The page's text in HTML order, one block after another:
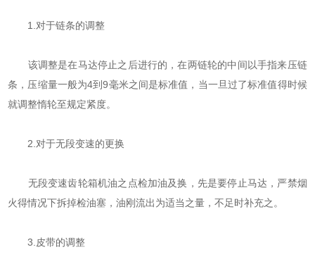
1.对于链条的调整
该调整是在马达停止之后进行的，在两链轮的中间以手指来压链
条，压缩量一般为4到9毫米之间是标准值，当一旦过了标准值得时候
就调整惰轮至规定紧度。
2.对于无段变速的更换
无段变速齿轮箱机油之点检加油及换，先是要停止马达，严禁烟
火得情况下拆掉检油塞，油刚流出为适当之量，不足时补充之。
3.皮带的调整